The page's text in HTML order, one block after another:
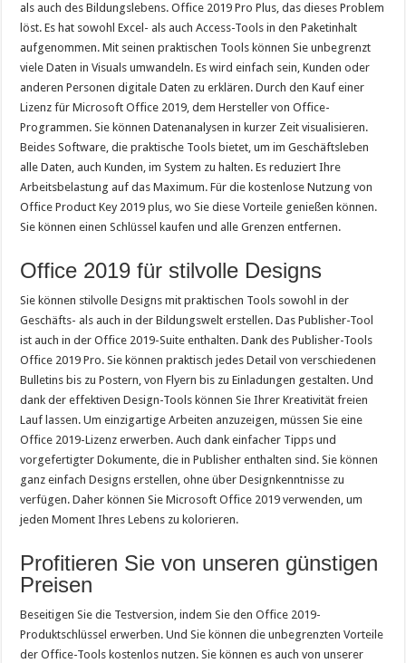
als auch des Bildungslebens. Office 2019 Pro Plus, das dieses Problem
löst. Es hat sowohl Excel- als auch Access-Tools in den Paketinhalt
aufgenommen. Mit seinen praktischen Tools können Sie unbegrenzt
viele Daten in Visuals umwandeln. Es wird einfach sein, Kunden oder
anderen Personen digitale Daten zu erklären. Durch den Kauf einer
Lizenz für Microsoft Office 2019, dem Hersteller von Office-
Programmen. Sie können Datenanalysen in kurzer Zeit visualisieren.
Beides Software, die praktische Tools bietet, um im Geschäftsleben
alle Daten, auch Kunden, im System zu halten. Es reduziert Ihre
Arbeitsbelastung auf das Maximum. Für die kostenlose Nutzung von
Office Product Key 2019 plus, wo Sie diese Vorteile genießen können.
Sie können einen Schlüssel kaufen und alle Grenzen entfernen.
Office 2019 für stilvolle Designs
Sie können stilvolle Designs mit praktischen Tools sowohl in der
Geschäfts- als auch in der Bildungswelt erstellen. Das Publisher-Tool
ist auch in der Office 2019-Suite enthalten. Dank des Publisher-Tools
Office 2019 Pro. Sie können praktisch jedes Detail von verschiedenen
Bulletins bis zu Postern, von Flyern bis zu Einladungen gestalten. Und
dank der effektiven Design-Tools können Sie Ihrer Kreativität freien
Lauf lassen. Um einzigartige Arbeiten anzuzeigen, müssen Sie eine
Office 2019-Lizenz erwerben. Auch dank einfacher Tipps und
vorgefertigter Dokumente, die in Publisher enthalten sind. Sie können
ganz einfach Designs erstellen, ohne über Designkenntnisse zu
verfügen. Daher können Sie Microsoft Office 2019 verwenden, um
jeden Moment Ihres Lebens zu kolorieren.
Profitieren Sie von unseren günstigen
Preisen
Beseitigen Sie die Testversion, indem Sie den Office 2019-
Produktschlüssel erwerben. Und Sie können die unbegrenzten Vorteile
der Office-Tools kostenlos nutzen. Sie können es auch von unserer